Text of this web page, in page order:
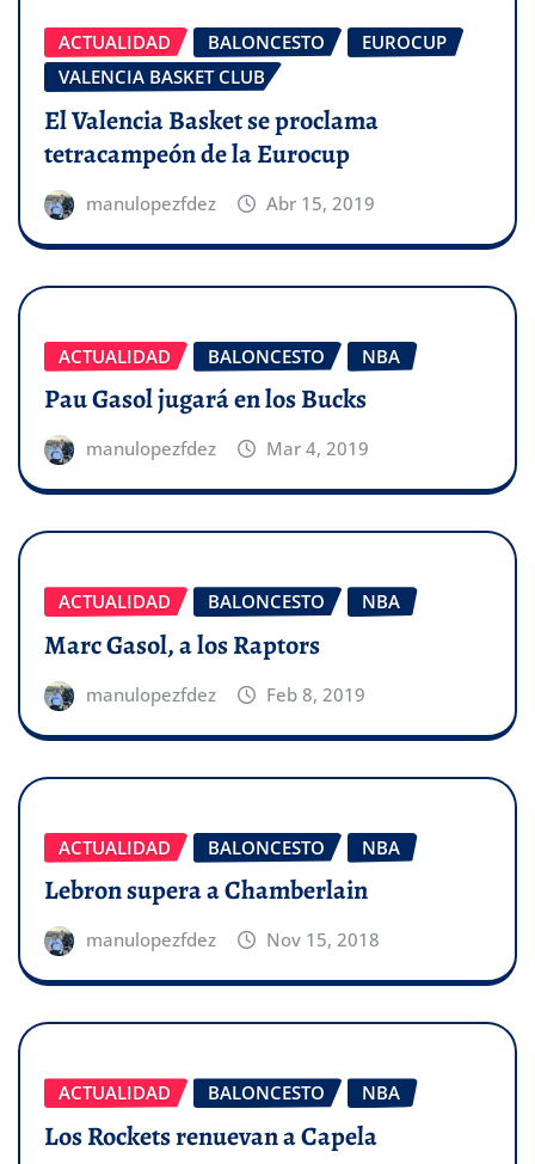
ACTUALIDAD BALONCESTO
EUROCUP
VALENCIA BASKET CLUB
El Valencia Basket se proclama
tetracampeón de la Eurocup
manulopezfdez Abr 15, 2019
ACTUALIDAD BALONCESTO NBA
Pau Gasol jugará en los Bucks
manulopezfdez Mar 4, 2019
ACTUALIDAD BALONCESTO NBA
Marc Gasol, a los Raptors
manulopezfdez Feb 8, 2019
ACTUALIDAD BALONCESTO NBA
Lebron supera a Chamberlain
manulopezfdez Nov 15, 2018
ACTUALIDAD BALONCESTO NBA
Los Rockets renuevan a Capela